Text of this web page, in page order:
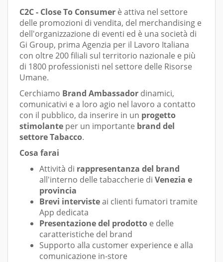
C2C - Close To Consumer è attiva nel settore
delle promozioni di vendita, del merchandising e
dell'organizzazione di eventi ed è una società di
Gi Group, prima Agenzia per il Lavoro Italiana
con oltre 200 filiali sul territorio nazionale e più
di 1800 professionisti nel settore delle Risorse
Umane.
Cerchiamo Brand Ambassador dinamici,
comunicativi e a loro agio nel lavoro a contatto
con il pubblico, da inserire in un progetto
stimolante per un importante brand del
settore Tabacco.
Cosa farai
Attività di rappresentanza del brand
all'interno delle tabaccherie di Venezia e
provincia
Brevi intervisteai clienti fumatori tramite
App dedicata
Presentazione del prodotto e delle
caratteristiche del brand
Supporto alla customer experience e alla
comunicazione in-store